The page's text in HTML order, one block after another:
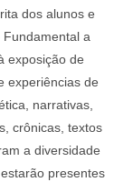
dos alunos e
Fundamental a
exposição de
experiências de
narrativas,
crônicas, textos
a diversidade
presentes